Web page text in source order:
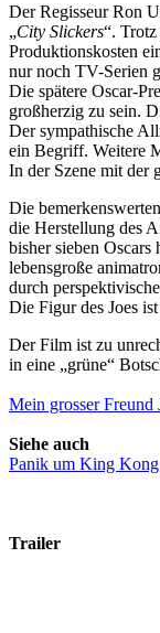
Der Regisseur Ron
„City Slickers“.
Produktionskosten
nur noch TV-Serien
Die spätere Oscar-
großherzig zu sein.
Der sympathische
ein Begriff. Weitere
In der Szene mit der
Die
die Herstellung des
bisher sieben
lebensgroße
durch
Die Figur des Joes
Der Film ist zu
in eine „grüne“
Mein grosser Freund
Siehe auch
Panik um King
Trailer